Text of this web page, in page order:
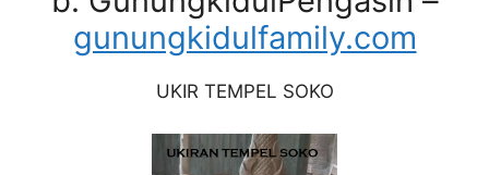
gunungkidulfamily.com
UKIR TEMPEL SOKO